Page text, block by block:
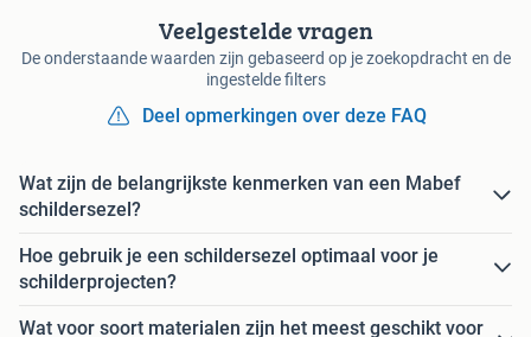
Veelgestelde vragen
De onderstaande waarden zijn gebaseerd op je zoekopdracht en de
ingestelde filters
Deel opmerkingen over deze FAQ
Wat zijn de belangrijkste kenmerken van een Mabef
schildersezel?
Hoe gebruik je een schildersezel optimaal voor je
schilderprojecten?
Wat voor soort materialen zijn het meest geschikt voor